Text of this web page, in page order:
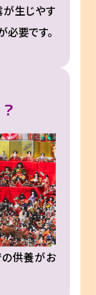
が生じやす
要です。
の供養がお